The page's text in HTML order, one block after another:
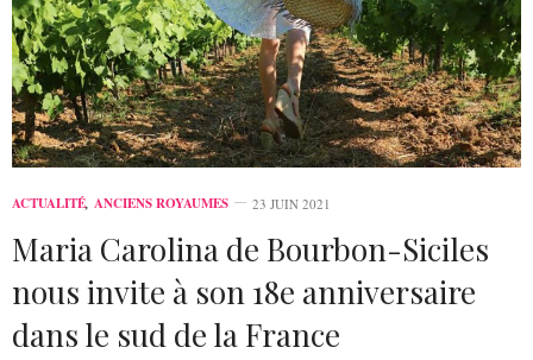
ACTUALITÉ, ANCIENS ROYAUMES 23 JUIN 2021
Maria Carolina de Bourbon-Siciles
nous invite à son 18e anniversaire
dans le sud de la France